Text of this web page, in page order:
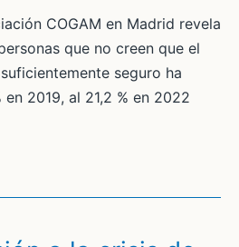
COGAM en Madrid revela
que no creen que el
seguro ha
2019, al 21,2 % en 2022